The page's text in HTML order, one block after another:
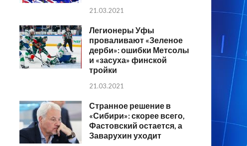
21.03.2021
Легионеры Уфы
проваливают «Зеленое
дерби»: ошибки Метсолы
и «засуха» финской
тройки
21.03.2021
Странное решение в
«Сибири»: скорее всего,
Фастовский остается, а
Заварухин уходит